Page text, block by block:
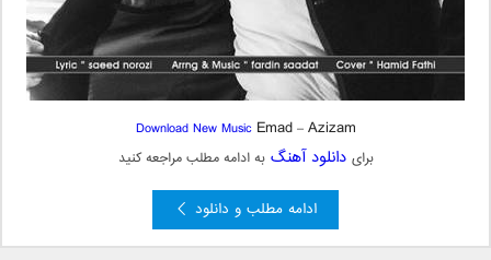
Download New Music Emad–Azizam
برای دانلود آهنگ به ادامه مطلب مراجعه کنید
ادامه مطلب و دانلود